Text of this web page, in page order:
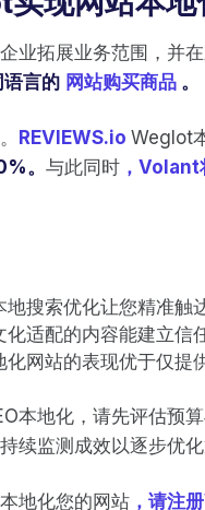
业拓展业务范围，并
言的 网站购买商品 。
REVIEWS.io Weglot
。 与此同时 ，Volant
地搜索优化让您精准触
化适配的内容能建立信
化网站的表现优于仅提
本地化，请先评估预
续监测成效以逐步优化
地化您的网站 ，请注